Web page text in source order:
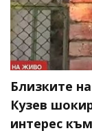
Близките
Кузев
интерес